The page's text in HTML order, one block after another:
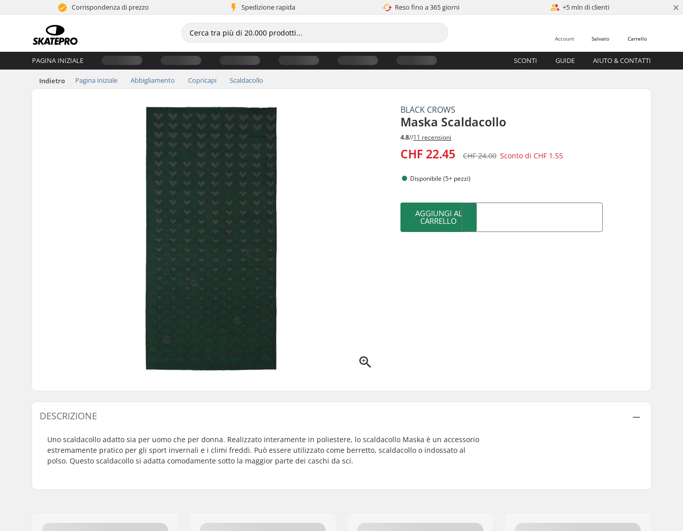
Corrispondenza di prezzo Spedizione rapida Reso fino a 365 giorni +5 mln di clienti ×
Carrello
Salvato
Account
PAGINA INIZIALE SCONTI GUIDE AIUTO & CONTATTI
Indietro Pagina iniziale Abbigliamento Copricapi Scaldacollo
BLACK CROWS
Maska Scaldacollo
4.8//11 recensioni
CHF 22.45 CHF 24.00 Sconto diCHF 1.55
Disponibile (5+ pezzi)
AGGIUNGI AL
CARRELLO
DESCRIZIONE
Uno scaldacollo adatto sia per uomo che per donna. Realizzato interamente in poliestere, lo scaldacollo Maska è un accessorio
estremamente pratico per gli sport invernali e i climi freddi. Può essere utilizzato come berretto, scaldacollo o indossato al
polso. Questo scaldacollo si adatta comodamente sotto la maggior parte dei caschi da sci.